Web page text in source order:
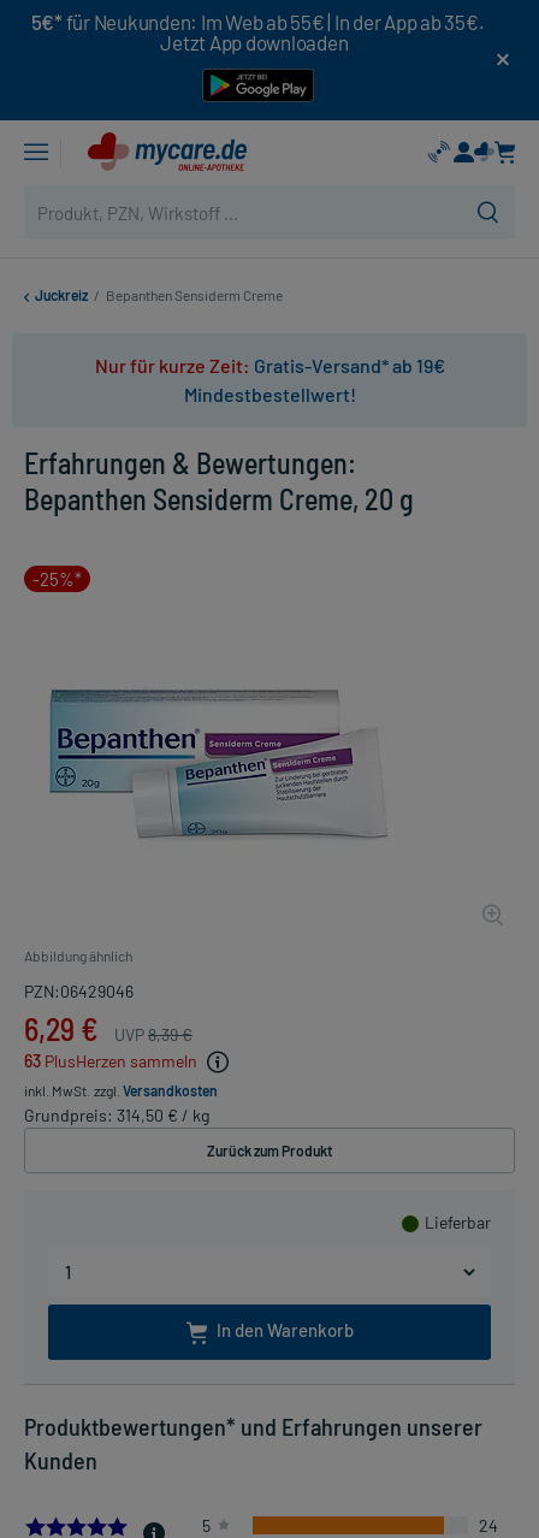
5€* für Neukunden: Im Web ab 55€ | In der App ab 35€.
Jetzt App downloaden
Juckreiz / Bepanthen Sensiderm Creme
Nur für kurze Zeit: Gratis-Versand* ab 19€
Mindestbestellwert!
Erfahrungen & Bewertungen:
Bepanthen Sensiderm Creme, 20 g
-25%*
Abbildung ähnlich
PZN:06429046
6,29 € UVP8,39 €
63 PlusHerzen sammeln
inkl. MwSt. zzgl. Versandkosten
Grundpreis: 314,50 € / kg
Zurück zum Produkt
Lieferbar
In den Warenkorb
Produktbewertungen* und Erfahrungen unserer
Kunden
4.851851851851852
5
24